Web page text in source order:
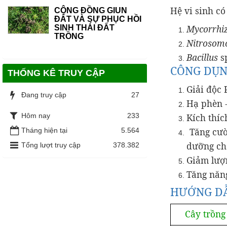
Hệ vi sinh
Bacillus
CÔNG
Giải độc
Hạ phèn
Kích
Tăng
dưỡng
Giảm
Tăng
HƯỚNG
Cây trồng
CỘNG ĐỒNG GIUN
ĐẤT VÀ SỰ PHỤC HỒI
SINH THÁI ĐẤT
TRỒNG
THỐNG KÊ TRUY CẬP
Đang truy cập 27
Hôm nay
233
Tháng hiện tại
5.564
Tổng lượt truy cập
378.382